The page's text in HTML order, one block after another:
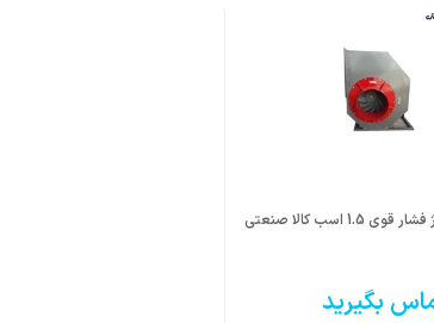
اسب کالا صنعتی
بگیرید